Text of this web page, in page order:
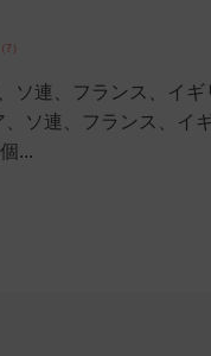
ソ連、フランス、イギ
ソ連、フランス、イ
...